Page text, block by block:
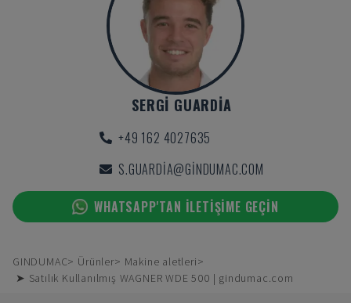
SERGI GUARDIA
+49 162 4027635
S.GUARDIA@GINDUMAC.COM
WHATSAPP'TAN ILETIŞIME GEÇIN
GINDUMAC Ürünler
Makine aletleri
➤ Satılık Kullanılmış WAGNER WDE 500 | gindumac.com